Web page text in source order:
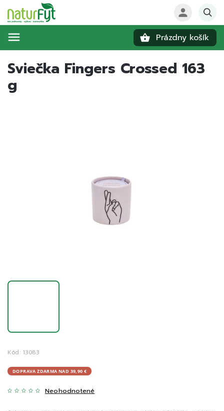
Prázdny košík
Sviečka Fingers Crossed 163
g
Kód: 13083
DOPRAVA ZDARMA NAD 39,90 €
Neohodnotené